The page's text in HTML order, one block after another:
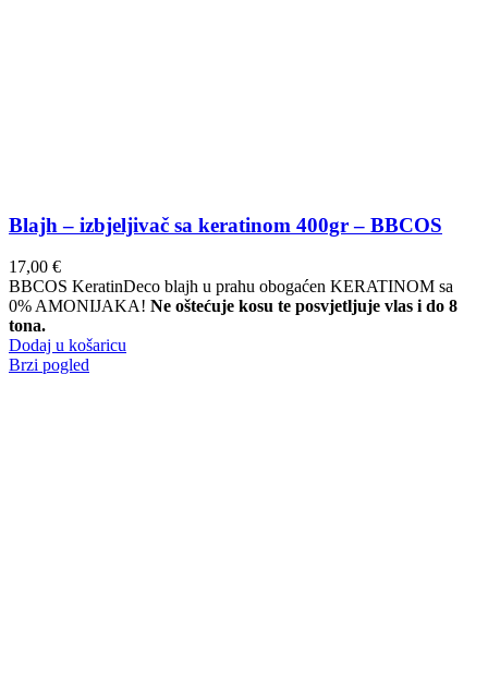
Blajh – izbjeljivač sa keratinom 400gr – BBCOS
17,00 €
BBCOS KeratinDeco blajh u prahu obogaćen KERATINOM sa
0% AMONIJAKA! Ne oštećuje kosu te posvjetljuje vlas i do 8
tona.
Dodaj u košaricu
Brzi pogled